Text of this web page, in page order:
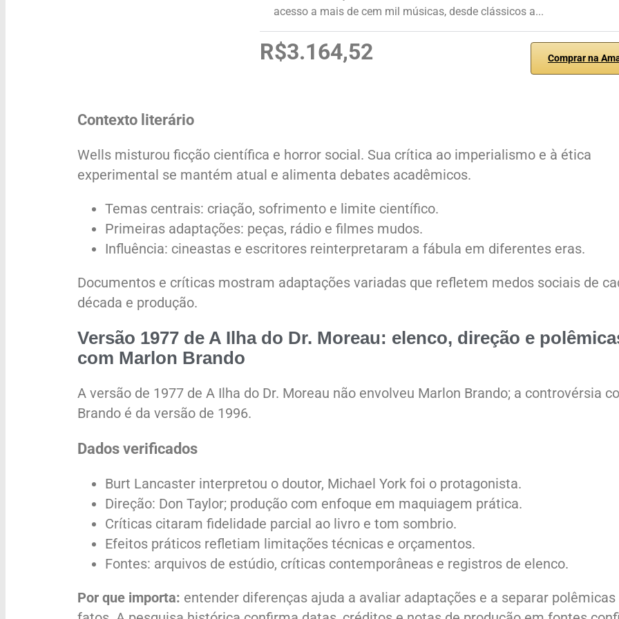
acesso a mais de cem mil músicas, desde clássicos a...
R$3.164,52 Comprar na
Contexto literário
Wells misturou ficção científica e horror social. Sua crítica ao imperialismo e à ética
experimental se mantém atual e alimenta debates acadêmicos.
Temas centrais: criação, sofrimento e limite científico.
Primeiras adaptações: peças, rádio e filmes mudos.
Influência: cineastas e escritores reinterpretaram a fábula em diferentes eras.
Documentos e críticas mostram adaptações variadas que refletem medos sociais de
década e produção.
Versão 1977 de A Ilha do Dr. Moreau: elenco, direção e
com Marlon Brando
A versão de 1977 de A Ilha do Dr. Moreau não envolveu Marlon Brando; a controvérsia
Brando é da versão de 1996.
Dados verificados
Burt Lancaster interpretou o doutor, Michael York foi o protagonista.
Direção: Don Taylor; produção com enfoque em maquiagem prática.
Críticas citaram fidelidade parcial ao livro e tom sombrio.
Efeitos práticos refletiam limitações técnicas e orçamentos.
Fontes: arquivos de estúdio, críticas contemporâneas e registros de elenco.
Por que importa: entender diferenças ajuda a avaliar adaptações e a separar polêmicas